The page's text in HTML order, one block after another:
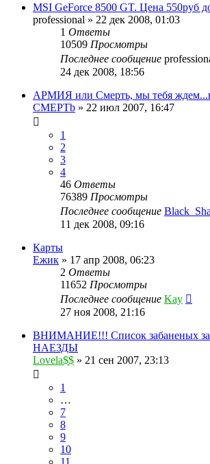
MSI GeForce 8500 GT. Цена 550руб
professional » 22 дек 2008, 01:03
1 Ответы
10509 Просмотры
Последнее сообщение
24 дек 2008, 18:56
АРМИЯ или Смерть, мы тебя
CMEPTb » 22 июл 2007, 16:47
1
2
3
4
46 Ответы
76389 Просмотры
Последнее сообщение
11 дек 2008, 09:16
Карты
Ежик » 17 апр 2008, 06:23
2 Ответы
11652 Просмотры
Последнее сообщение Kay
27 ноя 2008, 21:16
ВНИМАНИЕ!!! Список забаненых
НАЕЗДЫ
Lovela$$ » 21 сен 2007, 23:13
1
…
7
8
9
10
11